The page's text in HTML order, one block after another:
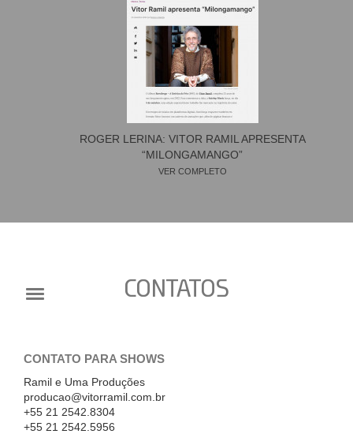
ROGER LERINA: VITOR RAMIL APRESENTA
“MILONGAMANGO”
VER COMPLETO
CONTATOS
CONTATO PARA SHOWS
Ramil e Uma Produções
producao@vitorramil.com.br
+55 21 2542.8304
+55 21 2542.5956